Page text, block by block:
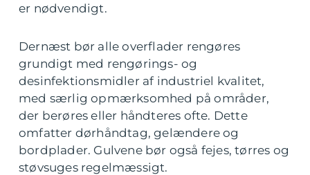
er nødvendigt.
Dernæst bør alle overflader rengøres
grundigt med rengørings- og
desinfektionsmidler af industriel kvalitet,
med særlig opmærksomhed på områder,
der berøres eller håndteres ofte. Dette
omfatter dørhåndtag, gelændere og
bordplader. Gulvene bør også fejes, tørres og
støvsuges regelmæssigt.